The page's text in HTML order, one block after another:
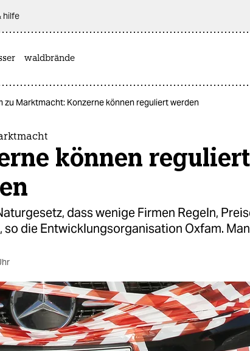
hilfe
waldbrände
zu Marktmacht: Konzerne können reguliert werden
können reguliert
dass wenige Firmen Regeln,
so die Entwicklungsorganisation Oxfam.